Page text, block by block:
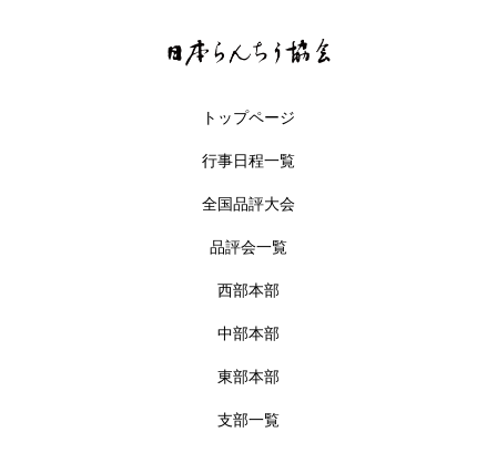
トップページ
行事日程一覧
全国品評大会
品評会一覧
西部本部
中部本部
東部本部
支部一覧